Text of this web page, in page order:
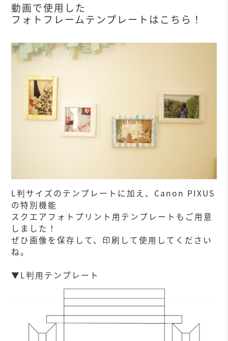
動画で使用した
フォトフレームテンプレートはこちら！
L判サイズのテンプレートに加え、Canon PIXUS
の特別機能
スクエアフォトプリント用テンプレートもご用意
しました！
ぜひ画像を保存して、印刷して使用してください
ね。
▼L判用テンプレート